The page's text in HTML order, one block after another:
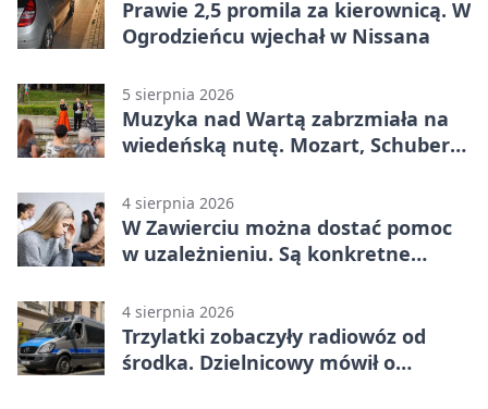
Prawie 2,5 promila za kierownicą. W
Ogrodzieńcu wjechał w Nissana
5 sierpnia 2026
Muzyka nad Wartą zabrzmiała na
wiedeńską nutę. Mozart, Schubert i
4 sierpnia 2026
W Zawierciu można dostać pomoc
w uzależnieniu. Są konkretne
4 sierpnia 2026
Trzylatki zobaczyły radiowóz od
środka. Dzielnicowy mówił o